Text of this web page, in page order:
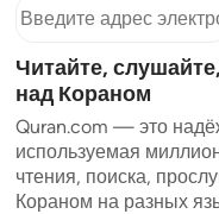
Читайте,
над Кораном
Quran.com — это
используемая
чтения, поиска,
Кораном на разных